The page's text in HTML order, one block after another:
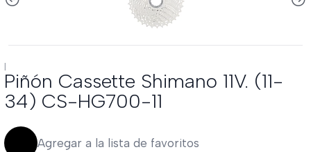
|
Piñón Cassette Shimano 11V. (11-
34) CS-HG700-11
Agregar a la lista de favoritos